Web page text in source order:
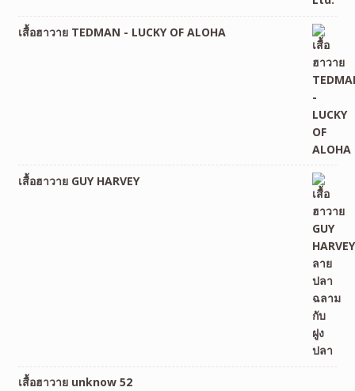
เสื้อฮาวาย TEDMAN - LUCKY OF ALOHA
เสื้อฮาวาย GUY HARVEY
เสื้อฮาวาย unknow 52